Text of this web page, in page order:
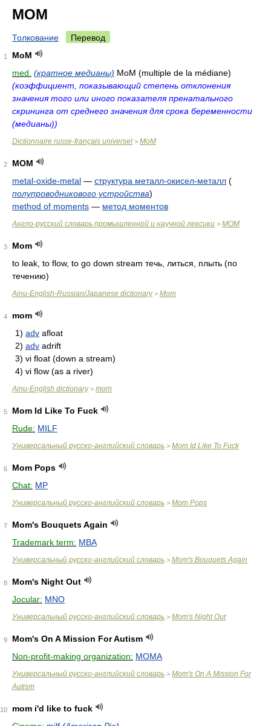
MOM
Толкование Перевод
1
MoM
med. (кратное медианы) MoM (multiple de la médiane)
(коэффициент, показывающий степень отклонения
значения того или иного показателя пренатального
скрининга от среднего значения для срока беременности
(медианы))
Dictionnaire russe-français universel > MoM
2
MOM
metal-oxide-metal — структура металл-окисел-металл (
полупроводникового устройства)
method of moments — метод моментов
Англо-русский словарь промышленной и научной лексики > MOM
3
Mom
to leak, to flow, to go down stream течь, литься, плыть (по
течению)
Ainu-English-Russian/Japanese dictionary> Mom
4
mom
1) adv afloat
2) adv adrift
3) vi float (down a stream)
4) vi flow (as a river)
Ainu-English dictionary> mom
5
Mom Id Like To Fuck
Rude: MILF
Универсальный русско-английский словарь > Mom Id Like To Fuck
6
Mom Pops
Chat: MP
Универсальный русско-английский словарь > Mom Pops
7
Mom's Bouquets Again
Trademark term: MBA
Универсальный русско-английский словарь > Mom's Bouquets Again
8
Mom's Night Out
Jocular: MNO
Универсальный русско-английский словарь > Mom's Night Out
9
Mom's On A Mission For Autism
Non-profit-making organization: MOMA
Универсальный русско-английский словарь > Mom's On A Mission For
Autism
10
mom i'd like to fuck